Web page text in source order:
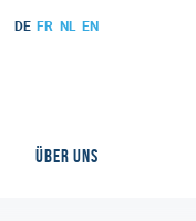
DE FR NL EN
ÜBER UNS